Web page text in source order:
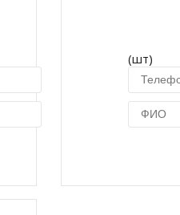
(шт)